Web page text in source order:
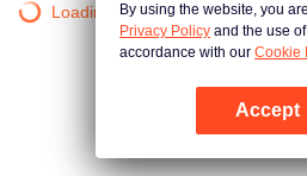
Loading…By using the website, you
Privacy Policy and the use
accordance with our Cookie
Accept